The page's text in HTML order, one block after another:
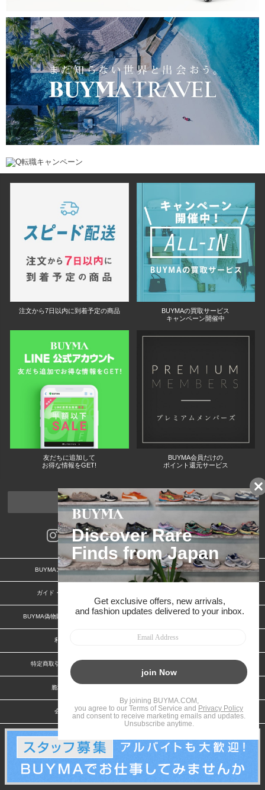
注文から7日以内に到着予定の商品
BUYMAの買取サービス
キャンペーン開催中
友だちに追加して
お得な情報をGET!
BUYMA会員だけの
ポイント還元サービス
ページトップへ
BUYMAスタートガイド 安心への取り組み
ガイド・お問い合わせ
BUYMA偽物販売防止の取り組み BUYMA CARD
利用規約
特定商取引法に関する表記
脆弱性報告
会社案内 スタッフ募集